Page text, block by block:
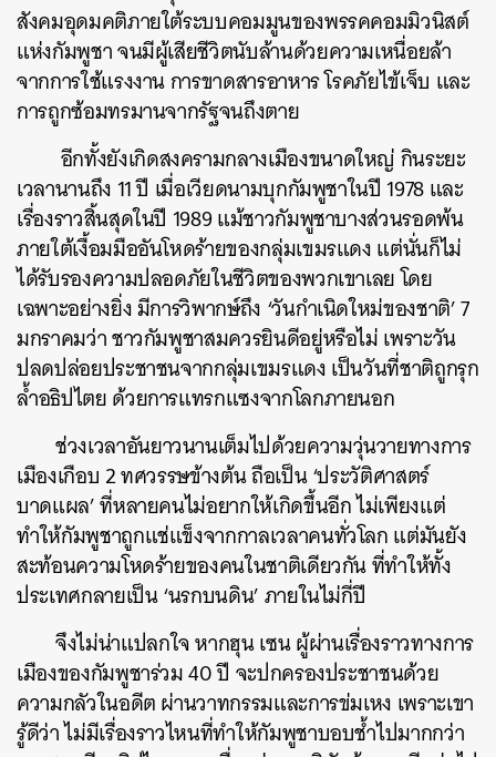
สังคมอุดมคติภายใต้ระบบคอมมูนของพรรคคอมมิวนิสต์
แห่งกัมพูชา จนมีผู้เสียชีวิตนับล้านด้วยความเหนื่อยล้า
จากการใช้แรงงาน การขาดสารอาหาร โรคภัยไข้เจ็บ และ
การถูกซ้อมทรมานจากรัฐจนถึงตาย
อีกทั้งยังเกิดสงครามกลางเมืองขนาดใหญ่ กินระยะ
เวลานานถึง 11 ปี เมื่อเวียดนามบุกกัมพูชาในปี 1978 และ
เรื่องราวสิ้นสุดในปี 1989 แม้ชาวกัมพูชาบางส่วนรอดพ้น
ภายใต้เงื้อมมืออันโหดร้ายของกลุ่มเขมรแดง แต่นั่นก็ไม่
ได้รับรองความปลอดภัยในชีวิตของพวกเขาเลย โดย
เฉพาะอย่างยิ่ง มีการวิพากษ์ถึง ‘วันกำเนิดใหม่ของชาติ’ 7
มกราคมว่า ชาวกัมพูชาสมควรยินดีอยู่หรือไม่ เพราะวัน
ปลดปล่อยประชาชนจากกลุ่มเขมรแดง เป็นวันที่ชาติถูกรุก
ล้ำอธิปไตย ด้วยการแทรกแซงจากโลกภายนอก
ช่วงเวลาอันยาวนานเต็มไปด้วยความวุ่นวายทางการ
เมืองเกือบ 2 ทศวรรษข้างต้น ถือเป็น ‘ประวัติศาสตร์
บาดแผล’ ที่หลายคนไม่อยากให้เกิดขึ้นอีก ไม่เพียงแต่
ทำให้กัมพูชาถูกแช่แข็งจากกาลเวลาคนทั่วโลก แต่มันยัง
สะท้อนความโหดร้ายของคนในชาติเดียวกัน ที่ทำให้ทั้ง
ประเทศกลายเป็น ‘นรกบนดิน’ ภายในไม่กี่ปี
จึงไม่น่าแปลกใจ หากฮุน เซน ผู้ผ่านเรื่องราวทางการ
เมืองของกัมพูชาร่วม 40 ปี จะปกครองประชาชนด้วย
ความกลัวในอดีต ผ่านวาทกรรมและการข่มเหง เพราะเขา
รู้ดีว่า ไม่มีเรื่องราวไหนที่ทำให้กัมพูชาบอบช้ำไปมากกว่า